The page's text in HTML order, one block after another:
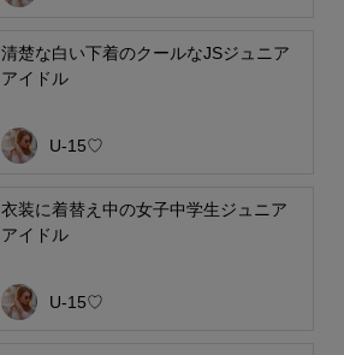
清楚な白い下着のクールなJSジュニア
アイドル
U-15♡
衣装に着替え中の女子中学生ジュニア
アイドル
U-15♡